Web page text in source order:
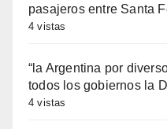
pasajeros entre Santa
4 vistas
“la Argentina por
todos los gobiernos la
4 vistas